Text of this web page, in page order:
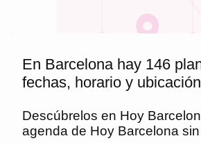
En Barcelona hay 146
fechas, horario y
Descúbrelos en Hoy
agenda de Hoy Barcelona